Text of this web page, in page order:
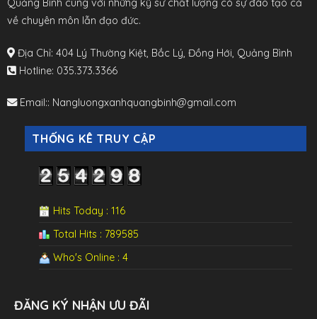
Quảng Bình cùng với những kỹ sư chất lượng có sự đào tạo cả
về chuyên môn lẫn đạo đức.
Địa Chỉ: 404 Lý Thường Kiệt, Bắc Lý, Đồng Hới, Quảng Bình
Hotline: 035.373.3366
Email:: Nangluongxanhquangbinh@gmail.com
THỐNG KÊ TRUY CẬP
Hits Today : 116
Total Hits : 789585
Who's Online : 4
ĐĂNG KÝ NHẬN ƯU ĐÃI